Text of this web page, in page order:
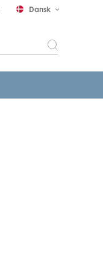
Dansk keyboard_arrow_down